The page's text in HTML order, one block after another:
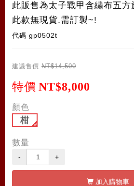
此販售為太子戰甲含繡布五方
此款無現貨.需訂製~!
代碼 gp0502t
建議售價 NT$14,500
特價 NT$8,000
顏色
柑
數量
- +
加入購物車